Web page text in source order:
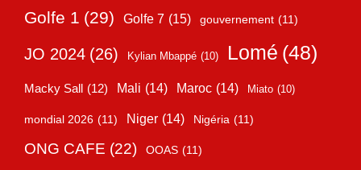
Golfe 1 (29) Golfe 7 (15) gouvernement (11)
JO 2024 (26) Kylian Mbappé (10) Lomé (48)
Macky Sall (12) Mali (14) Maroc (14) Miato (10)
mondial 2026 (11) Niger (14) Nigéria (11)
ONG CAFE (22) OOAS (11)